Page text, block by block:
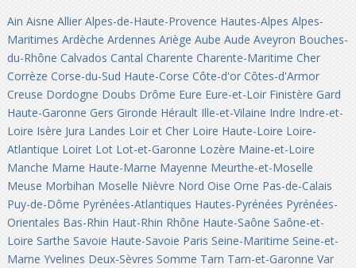
Ain Aisne Allier Alpes-de-Haute-Provence Hautes-Alpes Alpes-
Maritimes Ardèche Ardennes Ariège Aube Aude Aveyron Bouches-
du-Rhône Calvados Cantal Charente Charente-Maritime Cher
Corrèze Corse-du-Sud Haute-Corse Côte-d'or Côtes-d'Armor
Creuse Dordogne Doubs Drôme Eure Eure-et-Loir Finistère Gard
Haute-Garonne Gers Gironde Hérault Ille-et-Vilaine Indre Indre-et-
Loire Isère Jura Landes Loir et Cher Loire Haute-Loire Loire-
Atlantique Loiret Lot Lot-et-Garonne Lozère Maine-et-Loire
Manche Marne Haute-Marne Mayenne Meurthe-et-Moselle
Meuse Morbihan Moselle Nièvre Nord Oise Orne Pas-de-Calais
Puy-de-Dôme Pyrénées-Atlantiques Hautes-Pyrénées Pyrénées-
Orientales Bas-Rhin Haut-Rhin Rhône Haute-Saône Saône-et-
Loire Sarthe Savoie Haute-Savoie Paris Seine-Maritime Seine-et-
Marne Yvelines Deux-Sèvres Somme Tarn Tarn-et-Garonne Var